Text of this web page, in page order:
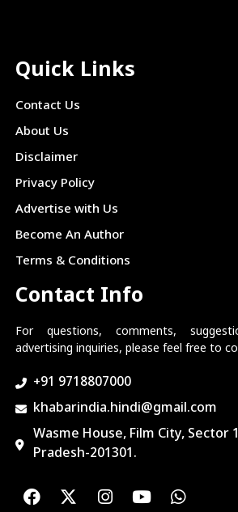
Quick Links
Contact Us
About Us
Disclaimer
Privacy Policy
Advertise with Us
Become An Author
Terms & Conditions
Contact Info
For questions, comments,
advertising inquiries, please feel free to
+91 9718807000
khabarindia.hindi@gmail.com
Wasme House, Film City, Sector
Pradesh-201301.